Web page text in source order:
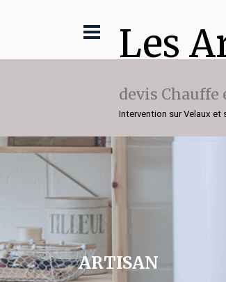
Les
devis Chauffe
Intervention sur Velaux et
ARTISAN